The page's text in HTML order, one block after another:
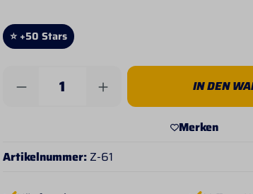
⭐ +50 Stars
Produkt Anzahl: Gib denIN DEN
Merken
Artikelnummer:Z-61